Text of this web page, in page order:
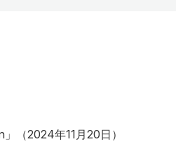
（2024年11月20日）